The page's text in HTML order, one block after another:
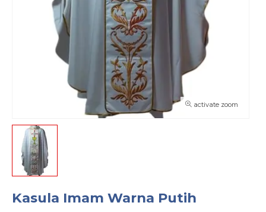
activate zoom
Kasula Imam Warna Putih